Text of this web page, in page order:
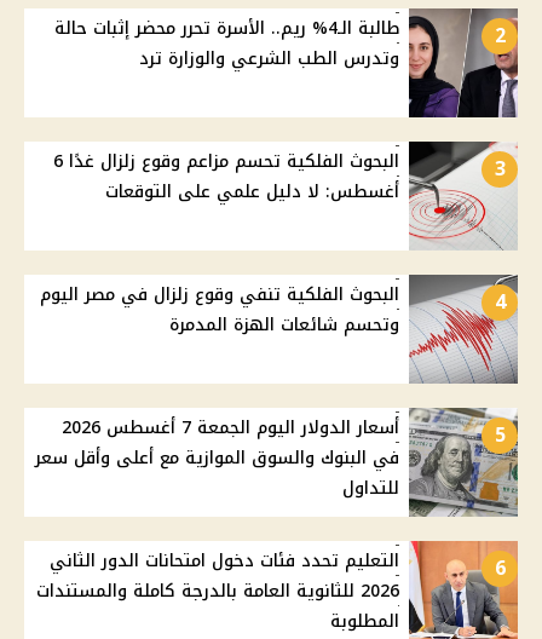
2
طالبة الـ4% ريم.. الأسرة تحرر محضر إثبات حالة
وتدرس الطب الشرعي والوزارة ترد
3
البحوث الفلكية تحسم مزاعم وقوع زلزال غدًا 6
أغسطس: لا دليل علمي على التوقعات
4
البحوث الفلكية تنفي وقوع زلزال في مصر اليوم
وتحسم شائعات الهزة المدمرة
5
أسعار الدولار اليوم الجمعة 7 أغسطس 2026
في البنوك والسوق الموازية مع أعلى وأقل سعر
للتداول
6
التعليم تحدد فئات دخول امتحانات الدور الثاني
2026 للثانوية العامة بالدرجة كاملة والمستندات
المطلوبة